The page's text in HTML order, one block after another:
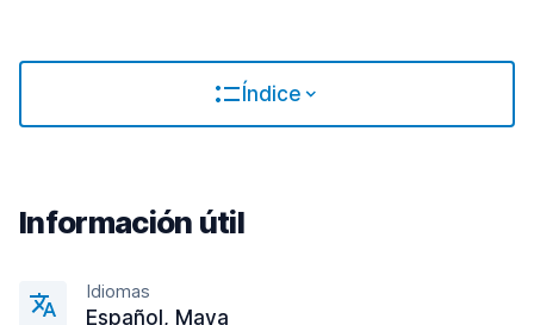
Índice
Información útil
Idiomas
Español, Maya